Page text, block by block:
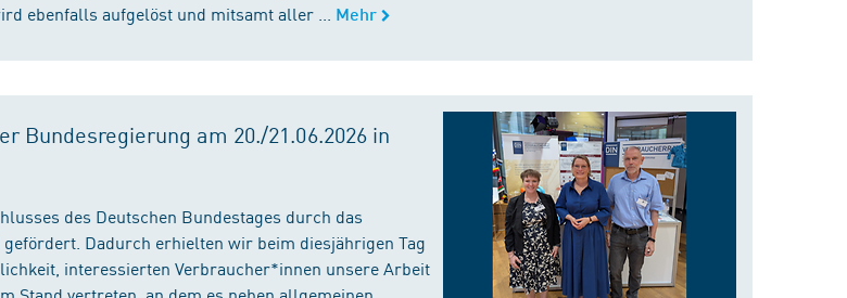
ebenfalls aufgelöst und mitsamt aller ...
Mehr
Bundesregierung am 20./21.06.2026 in
des Deutschen Bundestages durch das
Dadurch erhielten wir beim diesjährigen Tag
interessierten Verbraucher*innen unsere Arbeit